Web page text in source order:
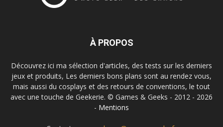
À PROPOS
Découvrez ici ma sélection d'articles, des tests sur les derniers
jeux et produits, Les derniers bons plans sont au rendez vous,
mais aussi du cosplays et des retours de conventions, le tout
avec une touche de Geekerie. © Games & Geeks - 2012 - 2026
- Mentions